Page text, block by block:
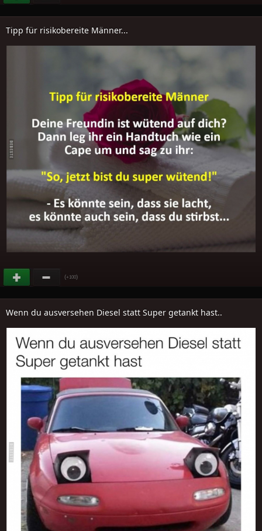
Tipp für risikobereite Männer...
(+100)
Wenn du ausversehen Diesel statt Super getankt hast..